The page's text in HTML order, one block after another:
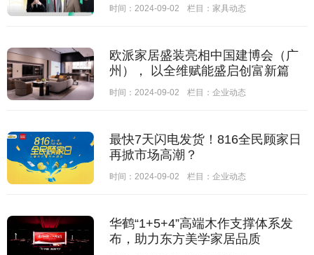
时间：2024-09-02 栏目： 家具动态
欧派家居盛装亮相中国建博会（广
州）， 以全维赋能盛启创富新篇
时间：2024-09-02 栏目： 企业动态
最快7天闪电发货！816全民顾家日
再掀市场高潮？
时间：2024-09-02 栏目： 企业动态
华鹤“1+5+4”高端木作支撑体系发
布，助力东方美学家居品质